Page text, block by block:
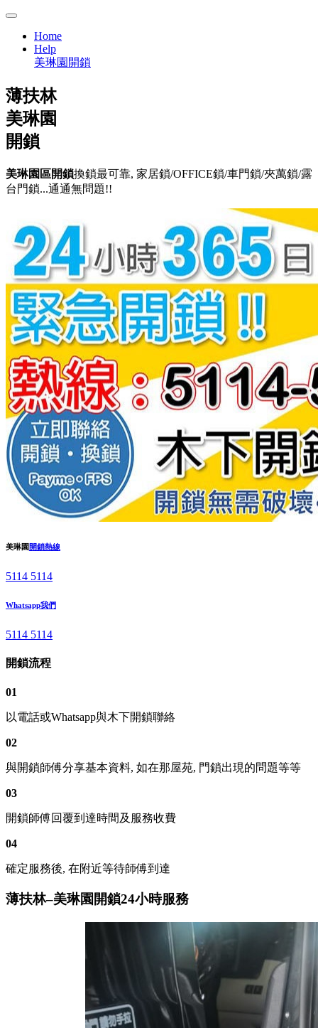
Home
Help
美琳園開鎖
薄扶林
美琳園
開鎖
美琳園區開鎖換鎖最可靠, 家居鎖/OFFICE鎖/車門鎖/夾萬鎖/露
台門鎖...通通無問題!!
美琳園開鎖熱線
5114 5114
Whatsapp我們
5114 5114
開鎖流程
01
以電話或Whatsapp與木下開鎖聯絡
02
與開鎖師傅分享基本資料, 如在那屋苑, 門鎖出現的問題等等
03
開鎖師傅回覆到達時間及服務收費
04
確定服務後, 在附近等待師傅到達
薄扶林–美琳園開鎖24小時服務